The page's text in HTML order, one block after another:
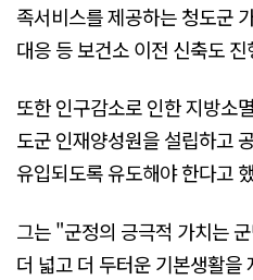
족서비스를 제공하는 청도군
대응 등 보건소 이전 신축도
또한 인구감소로 인한 지방소
도군 인재양성원을 설립하고
유입되도록 유도해야 한다고
그는 "군정의 긍극적 가치는
더 넓고 더 두터운 기본생활